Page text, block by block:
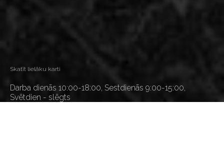
Skatīt lielāku karti
Darba dienās 10:00-18:00, Sestdienās 9:00-15:00,
Svētdien - slēgts